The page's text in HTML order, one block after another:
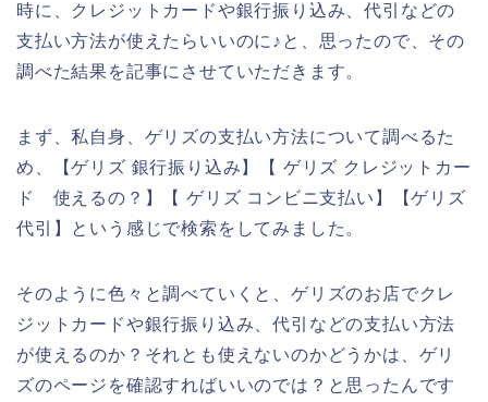
時に、クレジットカードや銀行振り込み、代引などの
支払い方法が使えたらいいのに♪と、思ったので、その
調べた結果を記事にさせていただきます。
まず、私自身、ゲリズの支払い方法について調べるた
め、【ゲリズ 銀行振り込み】【 ゲリズ クレジットカー
ド 使えるの？】【 ゲリズ コンビニ支払い】【ゲリズ
代引】という感じで検索をしてみました。
そのように色々と調べていくと、ゲリズのお店でクレ
ジットカードや銀行振り込み、代引などの支払い方法
が使えるのか？それとも使えないのかどうかは、ゲリ
ズのページを確認すればいいのでは？と思ったんです